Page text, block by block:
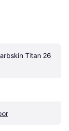
Titan 26